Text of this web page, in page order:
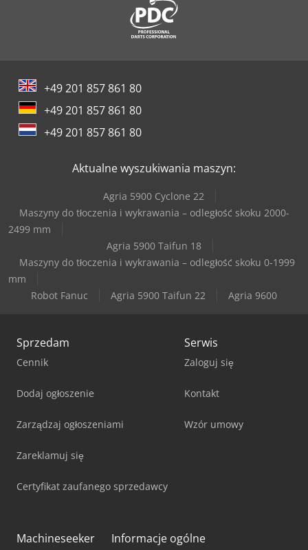
+49 201 857 861 80
+49 201 857 861 80
+49 201 857 861 80
Aktualne wyszukiwania maszyn:
Agria 5900 Cyclone 22
Maszyny do tłoczenia i wykrawania – odległość skoku 2000-
2499 mm
Agria 5900 Taifun 18
Maszyny do tłoczenia i wykrawania – odległość skoku 0-1999
mm
Robot Fanuc
Agria 5900 Taifun 22 Agria 9600
Sprzedam
Cennik
Dodaj ogłoszenie
Zarządzaj ogłoszeniami
Zareklamuj się
Certyfikat zaufanego sprzedawcy
Serwis
Zaloguj się
Kontakt
Wzór umowy
Machineseeker Informacje ogólne